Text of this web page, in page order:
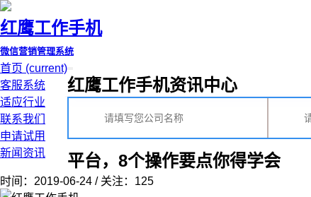
红鹰工作手机
微信营销管理系统
首页 (current)
客服系统
适应行业
联系我们
申请试用
新闻资讯
红鹰工作手机资讯中心
平台，8个操作要点你得学会
时间：2019-06-24 / 关注：125